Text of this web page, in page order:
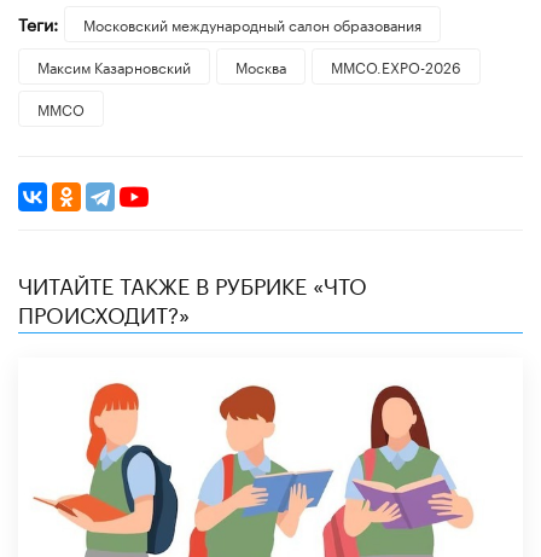
Теги:
Московский международный салон образования
Максим Казарновский
Москва
ММСО.EXPO-2026
ММСО
ЧИТАЙТЕ ТАКЖЕ В РУБРИКЕ «ЧТО
ПРОИСХОДИТ?»